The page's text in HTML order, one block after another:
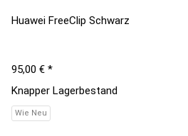
Huawei FreeClip Schwarz
95,00 € *
Knapper Lagerbestand
Wie Neu